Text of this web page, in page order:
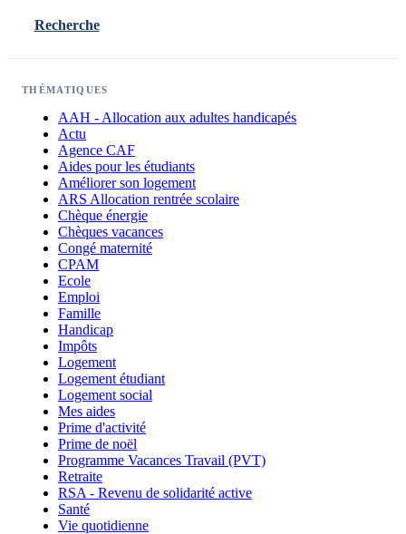
Recherche
THÉMATIQUES
AAH - Allocation aux adultes handicapés
Actu
Agence CAF
Aides pour les étudiants
Améliorer son logement
ARS Allocation rentrée scolaire
Chèque énergie
Chèques vacances
Congé maternité
CPAM
Ecole
Emploi
Famille
Handicap
Impôts
Logement
Logement étudiant
Logement social
Mes aides
Prime d'activité
Prime de noël
Programme Vacances Travail (PVT)
Retraite
RSA - Revenu de solidarité active
Santé
Vie quotidienne